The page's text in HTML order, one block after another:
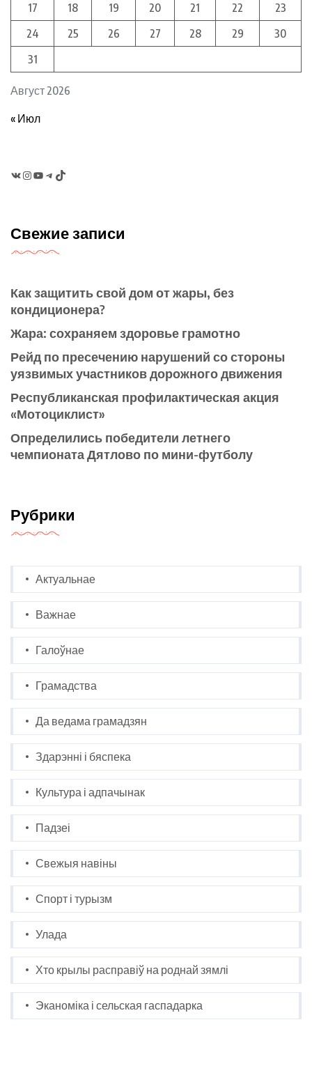
Август 2026
17 18 19 20 21 22
23
24
25 26 27 28 29
30
31
« Июл
Instagram
YouTubeTelegram
TikTok
Свежие записи
Как защитить свой дом от жары, без
кондиционера?
Жара: сохраняем здоровье грамотно
Рейд по пресечению нарушений со стороны
уязвимых участников дорожного движения
Республиканская профилактическая акция
«Мотоциклист»
Определились победители летнего
чемпионата Дятлово по мини-футболу
Рубрики
Актуальнае
Важнае
Галоўнае
Грамадства
Да ведама грамадзян
Здарэнні і бяспека
Культура і адпачынак
Падзеі
Свежыя навіны
Спорт і турызм
Улада
Хто крылы расправіў на роднай зямлі
Эканоміка і сельская гаспадарка